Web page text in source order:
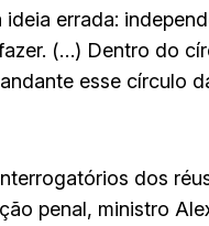
errada:
(…) Dentro do
esse círculo
dos
penal, ministro